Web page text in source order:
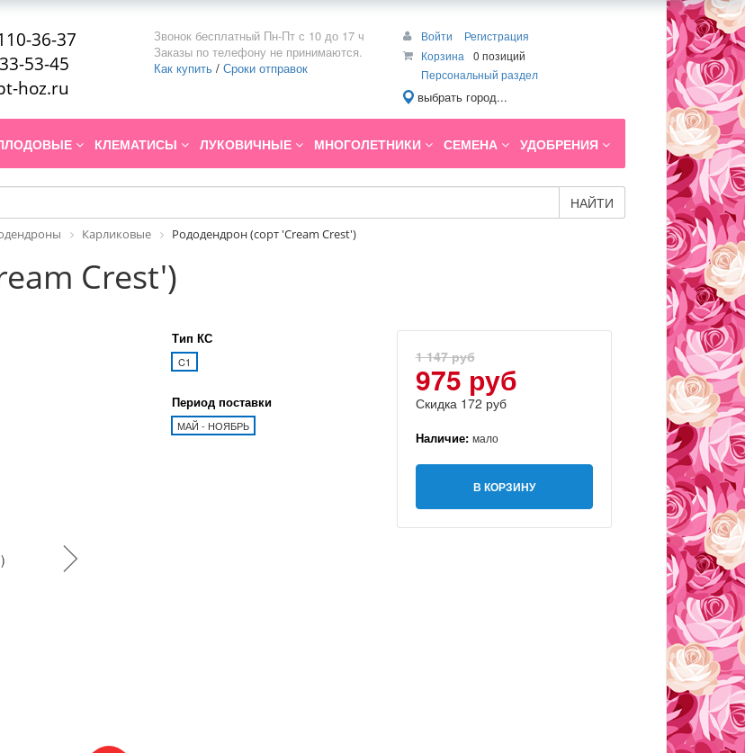
36-37
53-45
hoz.ru
Звонок бесплатный Пн-Пт с 10 до 17 ч
Заказы по телефону не принимаются.
Как купить / Сроки отправок
Войти
Регистрация
Корзина
0 позиций
Персональный раздел
выбрать город...
КЛЕМАТИСЫ ЛУКОВИЧНЫЕ МНОГОЛЕТНИКИ СЕМЕНА УДОБРЕНИЯ
НАЙТИ
Карликовые Рододендрон (сорт 'Cream Crest')
Crest')
Тип КС
C1
Период поставки
МАЙ - НОЯБРЬ
1 147 руб
975 руб
Скидка 172 руб
Наличие: мало
В КОРЗИНУ